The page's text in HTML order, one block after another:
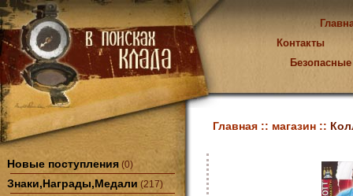
Контакты
Новые поступления (0)
Знаки,Награды,Медали (217)
Главная :: магазин ::